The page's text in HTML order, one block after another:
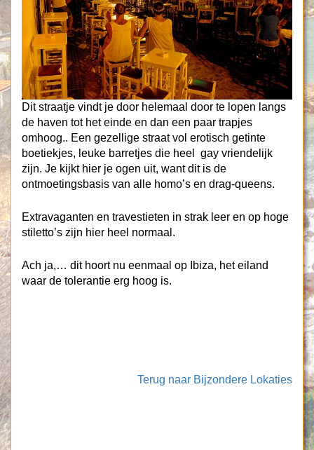
Dit straatje vindt je door helemaal door te lopen langs
de haven tot het einde en dan een paar trapjes
omhoog.. Een gezellige straat vol erotisch getinte
boetiekjes, leuke barretjes die heel gay vriendelijk
zijn. Je kijkt hier je ogen uit, want dit is de
ontmoetingsbasis van alle homo’s en drag-queens.
Extravaganten en travestieten in strak leer en op hoge
stiletto’s zijn hier heel normaal.
Ach ja,… dit hoort nu eenmaal op Ibiza, het eiland
waar de tolerantie erg hoog is.
Terug naar Bijzondere Lokaties